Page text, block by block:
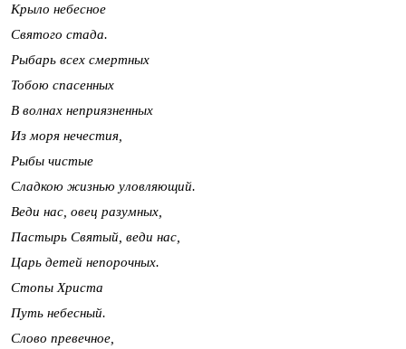
Крыло небесное
Святого стада.
Рыбарь всех смертных
Тобою спасенных
В волнах неприязненных
Из моря нечестия,
Рыбы чистые
Сладкою жизнью уловляющий.
Веди нас, овец разумных,
Пастырь Святый, веди нас,
Царь детей непорочных.
Стопы Христа
Путь небесный.
Слово превечное,